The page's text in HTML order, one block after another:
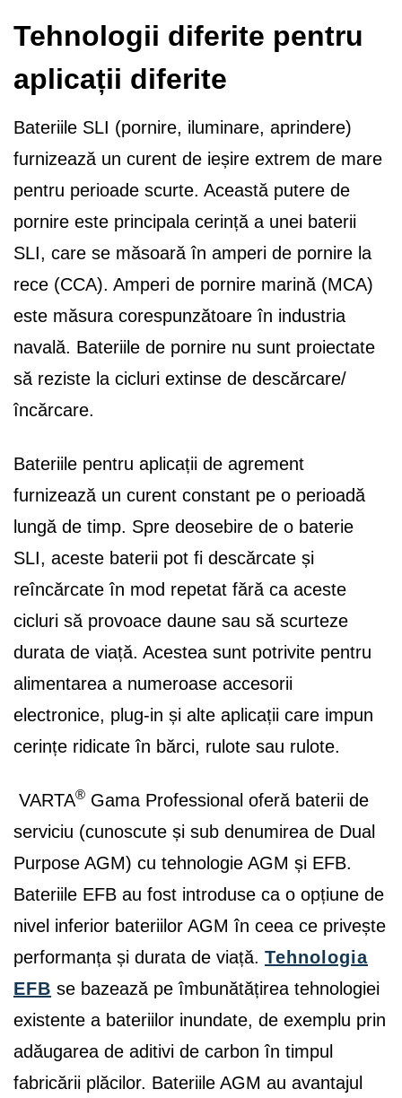
Tehnologii diferite pentru
aplicații diferite
Bateriile SLI (pornire, iluminare, aprindere)
furnizează un curent de ieșire extrem de mare
pentru perioade scurte. Această putere de
pornire este principala cerință a unei baterii
SLI, care se măsoară în amperi de pornire la
rece (CCA). Amperi de pornire marină (MCA)
este măsura corespunzătoare în industria
navală. Bateriile de pornire nu sunt proiectate
să reziste la cicluri extinse de descărcare/
încărcare.
Bateriile pentru aplicații de agrement
furnizează un curent constant pe o perioadă
lungă de timp. Spre deosebire de o baterie
SLI, aceste baterii pot fi descărcate și
reîncărcate în mod repetat fără ca aceste
cicluri să provoace daune sau să scurteze
durata de viață. Acestea sunt potrivite pentru
alimentarea a numeroase accesorii
electronice, plug-in și alte aplicații care impun
cerințe ridicate în bărci, rulote sau rulote.
VARTA® Gama Professional oferă baterii de
serviciu (cunoscute și sub denumirea de Dual
Purpose AGM) cu tehnologie AGM și EFB.
Bateriile EFB au fost introduse ca o opțiune de
nivel inferior bateriilor AGM în ceea ce privește
performanța și durata de viață. Tehnologia
EFB se bazează pe îmbunătățirea tehnologiei
existente a bateriilor inundate, de exemplu prin
adăugarea de aditivi de carbon în timpul
fabricării plăcilor. Bateriile AGM au avantajul